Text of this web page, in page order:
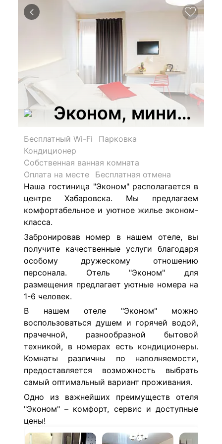
Эконом, мини-
Бесплатный Wi-Fi
Парковка
Кондиционер
Собственная ванная комната
Оплата на месте
Бесплатная отмена
Наша гостиница "Эконом"располагается в
центре Хабаровска. Мы предлагаем
комфортабельное и уютное жилье эконом-
класса.
Забронировав номер в нашем отеле, вы
получите качественные услуги благодаря
особому дружескому отношению
персонала. Отель "Эконом" для
размещения предлагает уютные номера на
1-6 человек.
В нашем отеле "Эконом" можно
воспользоваться душем и горячей водой,
прачечной, разнообразной бытовой
техникой, в номерах есть кондиционеры.
Комнаты различны по наполняемости,
предоставляется возможность выбрать
самый оптимальный вариант проживания.
Одно из важнейших преимуществ отеля
"Эконом" – комфорт, сервис и доступные
цены!